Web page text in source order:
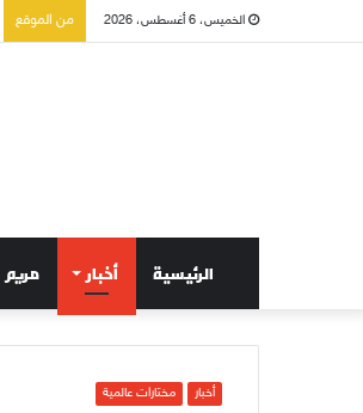
الخميس، 6 أغسطس، 2026 من الموقع
الرئيسية أخبار مريم
أخبار مختارات عالمية